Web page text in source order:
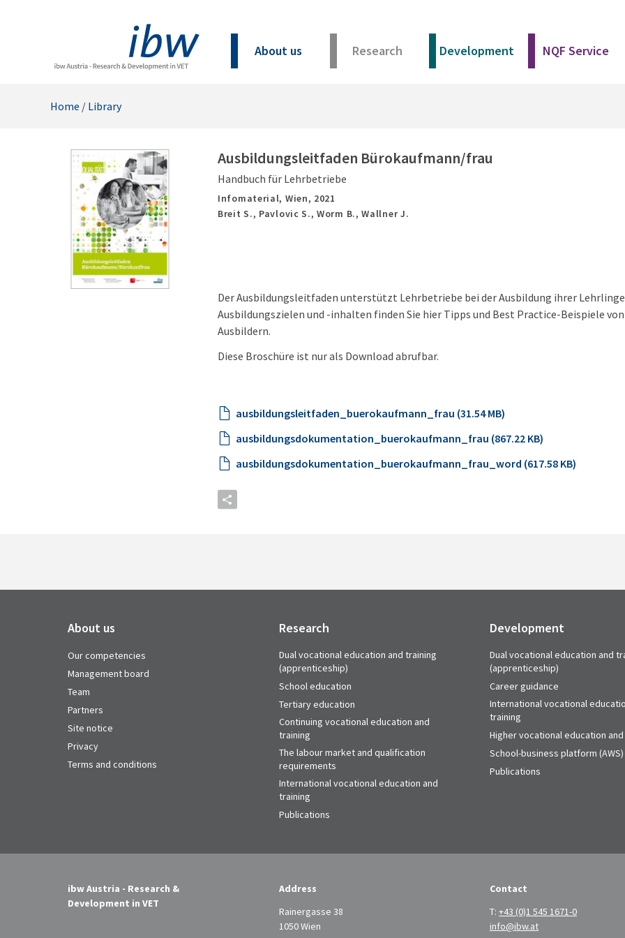
About us Research Development NQF Service
Home / Library
Ausbildungsleitfaden Bürokaufmann/frau
Handbuch für Lehrbetriebe
Infomaterial, Wien, 2021
Breit S., Pavlovic S., Worm B., Wallner J.
Der Ausbildungsleitfaden unterstützt Lehrbetriebe bei der Ausbildung ihrer
Ausbildungszielen und -inhalten finden Sie hier Tipps und Best Practice-Beispiele
Ausbildern.
Diese Broschüre ist nur als Download abrufbar.
ausbildungsleitfaden_buerokaufmann_frau (31.54 MB)
ausbildungsdokumentation_buerokaufmann_frau (867.22 KB)
ausbildungsdokumentation_buerokaufmann_frau_word (617.58 KB)
About us
Our competencies
Management board
Team
Partners
Site notice
Privacy
Terms and conditions
Research
Dual vocational education and training
(apprenticeship)
School education
Tertiary education
Continuing vocational education and
training
The labour market and qualification
requirements
International vocational education and
training
Publications
Development
Dual vocational education and
(apprenticeship)
Career guidance
International vocational
training
Higher vocational education
School-business platform (AWS)
Publications
ibw Austria - Research &
Development in VET
Address
Rainergasse 38
1050 Wien
Contact
T: +43 (0)1 545 1671-0
info@ibw.at